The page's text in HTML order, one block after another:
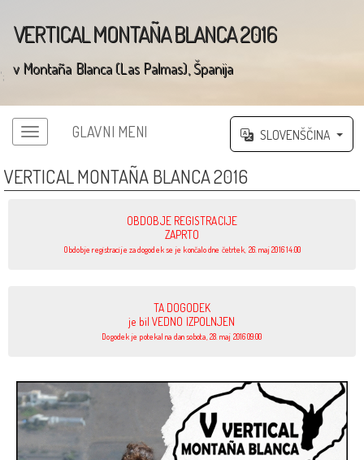
VERTICAL MONTAÑA BLANCA 2016
v Montaña Blanca (Las Palmas), Španija
';
GLAVNI MENI SLOVENŠČINA
VERTICAL MONTAÑA BLANCA 2016
OBDOBJE REGISTRACIJE
ZAPRTO
Obdobje registracije za dogodek se je končalo dne četrtek, 26. maj 2016 14:00
TA DOGODEK
je bil VEDNO IZPOLNJEN
Dogodek je potekal na dan sobota, 28. maj 2016 09:00